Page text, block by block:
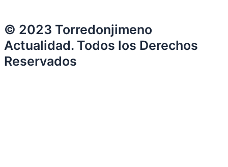
© 2023 Torredonjimeno
Actualidad. Todos los Derechos
Reservados